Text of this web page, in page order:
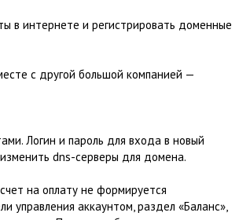
в интернете и регистрировать доменные
с другой большой компанией —
Логин и пароль для входа в новый
dns-серверы для домена.
на оплату не формируется
управления аккаунтом, раздел «Баланс»,